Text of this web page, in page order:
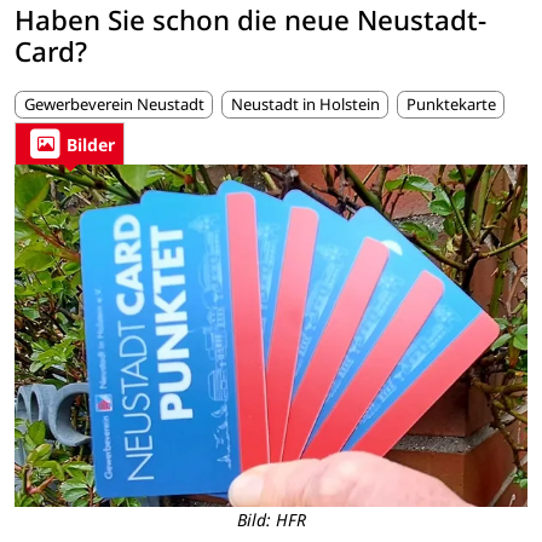
Haben Sie schon die neue Neustadt-
Card?
Gewerbeverein Neustadt Neustadt in Holstein Punktekarte
Bilder
Bild: HFR